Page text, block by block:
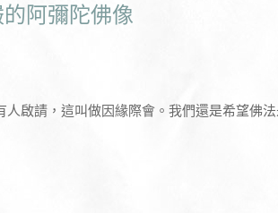
的阿彌陀佛像
人啟請，這叫做因緣際會。我們還是希望佛